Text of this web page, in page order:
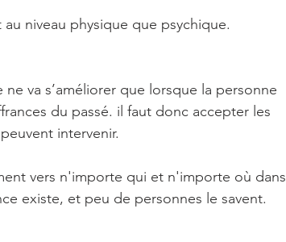
niveau physique que psychique.
va s’améliorer que lorsque la personne
du passé.​ il faut donc accepter les
intervenir.
vers n'importe qui et n'importe où dans
existe, et peu de personnes le savent.